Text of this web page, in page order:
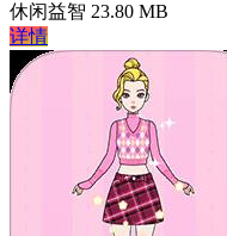
休闲益智 23.80 MB
详情